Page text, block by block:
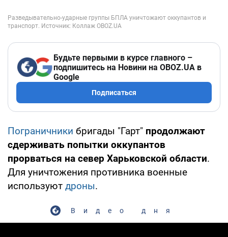
Будьте первыми в курсе главного –
подпишитесь на Новини на OBOZ.UA в
Google
Подписаться
Пограничники бригады "Гарт" продолжают
сдерживать попытки оккупантов
прорваться на север Харьковской области.
Для уничтожения противника военные
используют дроны.
Видео дня